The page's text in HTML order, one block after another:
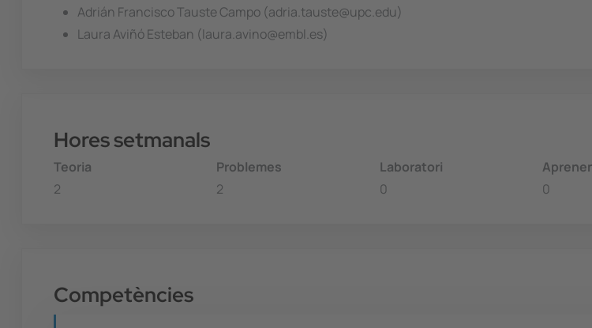
Adrián Francisco Tauste Campo (adria.tauste@upc.edu)
Laura Aviñó Esteban (laura.avino@embl.es)
Hores setmanals
Teoria
2
Problemes
2
Laboratori
0
0
Competències